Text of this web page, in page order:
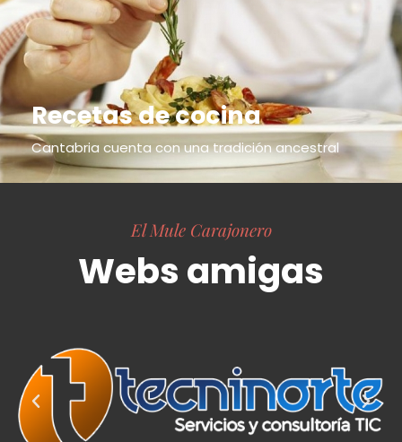
Recetas de cocina
Cantabria cuenta con una tradición ancestral
El Mule Carajonero
Webs amigas